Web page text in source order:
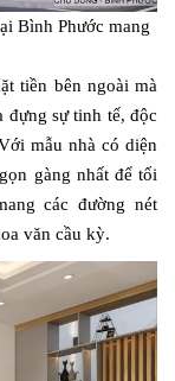
Bình Phước mang
tiền bên ngoài mà
đựng sự tinh tế, độc
mẫu nhà có diện
gàng nhất để tối
các đường nét
văn cầu kỳ.